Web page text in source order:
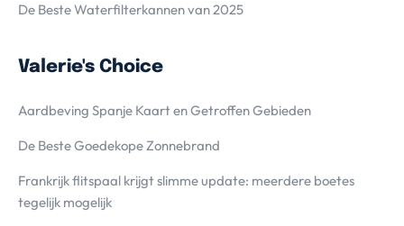
De Beste Waterfilterkannen van 2025
Valerie's Choice
Aardbeving Spanje Kaart en Getroffen Gebieden
De Beste Goedekope Zonnebrand
Frankrijk flitspaal krijgt slimme update: meerdere boetes
tegelijk mogelijk